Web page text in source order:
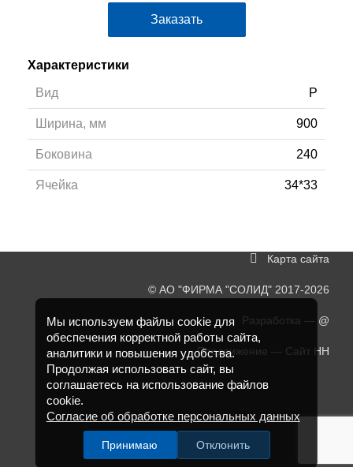
Заказать
Характеристики
Вид P
Ширина, мм 900
Боковина 240
Ячейка 34*33
Карта сайта
© АО "ФИРМА "СОЛИД" 2017-2026
Разработка — @
Продвижение — Сайт НН
Мы используем файлы cookie для
обеспечения корректной работы сайта,
аналитики и повышения удобства.
Продолжая использовать сайт, вы
соглашаетесь на использование файлов
cookie.
Согласие об обработке персональных данных
Принимаю Отклонить